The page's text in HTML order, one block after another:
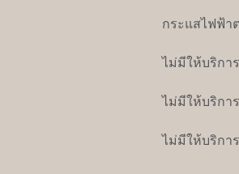
กระแสไฟฟ้า
ไม่มีให้บริการ
ไม่มีให้บริการ
ไม่มีให้บริการ